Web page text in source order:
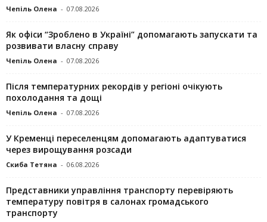
Чепіль Олена - 07.08.2026
Як офіси “Зроблено в Україні” допомагають запускaти та
розвивати власну справу
Чепіль Олена - 07.08.2026
Після температурних рекордів у регіоні очікують
похолодання та дощі
Чепіль Олена - 07.08.2026
У Кременці переселенцям допомагають адаптуватися
через вирощування розсади
Скиба Тетяна - 06.08.2026
Представники управління транспорту перевіряють
температуру повітря в салонах громадського
транспорту